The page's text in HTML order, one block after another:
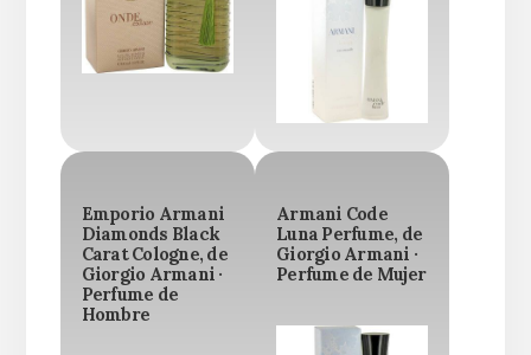
Emporio Armani
Diamonds Black
Carat Cologne, de
Giorgio Armani ·
Perfume de
Hombre
Armani Code
Luna Perfume, de
Giorgio Armani ·
Perfume de Mujer